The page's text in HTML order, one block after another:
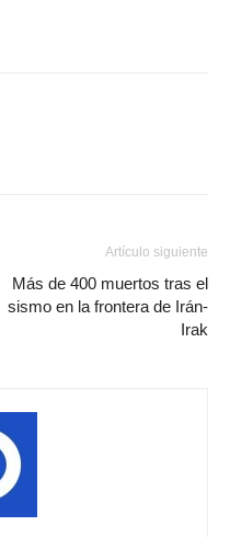
Artículo siguiente
Más de 400 muertos tras el
sismo en la frontera de Irán-
Irak